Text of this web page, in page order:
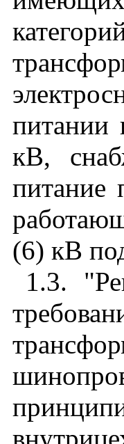
питании
кВ,
питание
(6) кВ
1.3.